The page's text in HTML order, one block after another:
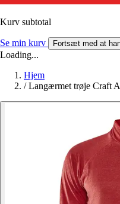
Kurv subtotal
Se min kurv Fortsæt med at
Loading...
Hjem
/ Langærmet trøje Craft